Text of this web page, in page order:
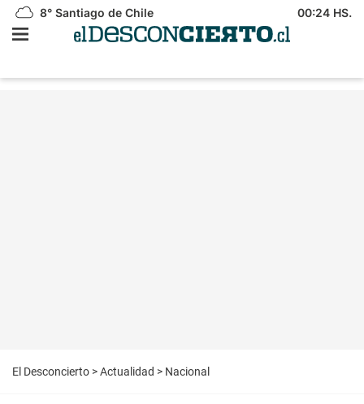
8° Santiago de Chile 00:24 HS.
El Desconcierto >Actualidad > Nacional